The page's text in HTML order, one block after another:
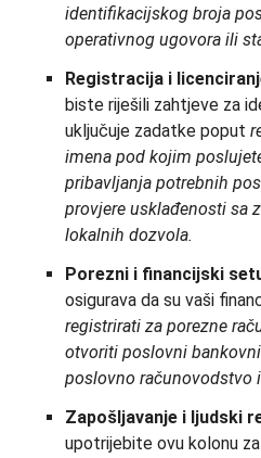
identifikacijskog broja
operativnog ugovora ili
Registracija i
biste riješili zahtjeve za
uključuje zadatke poput
imena pod kojim
pribavljanja potrebnih
provjere usklađenosti sa
lokalnih dozvola.
Porezni i financijski
osigurava da su vaši
registrirati za porezne
otvoriti poslovni
poslovno računovodstvo
Zapošljavanje i ljudski
upotrijebite ovu kolonu za